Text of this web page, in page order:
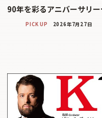
90年を彩るアニバーサリ
PICK UP 2026年7月27日